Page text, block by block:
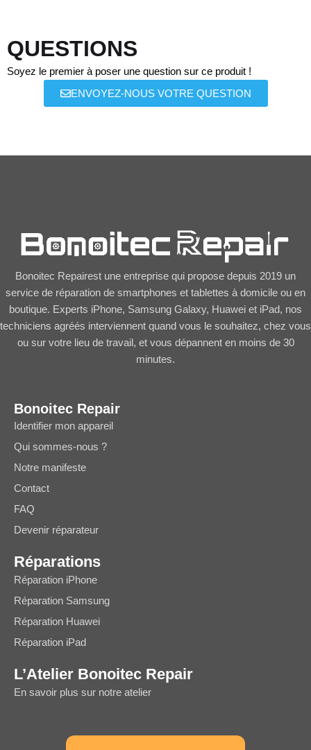
QUESTIONS
Soyez le premier à poser une question sur ce produit !
ENVOYEZ-NOUS VOTRE QUESTION
Bonoitec Repairest une entreprise qui propose depuis 2019 un
service de réparation de smartphones et tablettes à domicile ou en
boutique. Experts iPhone, Samsung Galaxy, Huawei et iPad, nos
techniciens agréés interviennent quand vous le souhaitez, chez vous
ou sur votre lieu de travail, et vous dépannent en moins de 30
minutes.
Bonoitec Repair
Identifier mon appareil
Qui sommes-nous ?
Notre manifeste
Contact
FAQ
Devenir réparateur
Réparations
Réparation iPhone
Réparation Samsung
Réparation Huawei
Réparation iPad
L’Atelier Bonoitec Repair
En savoir plus sur notre atelier